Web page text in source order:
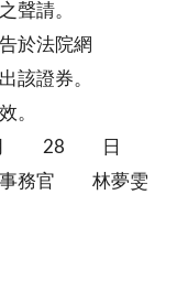
聲請。
於法院網
證券。
效。
28 日
夢雯